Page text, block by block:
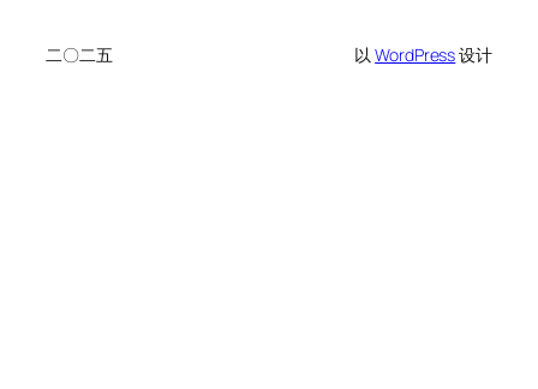
二〇二五 以WordPress设计